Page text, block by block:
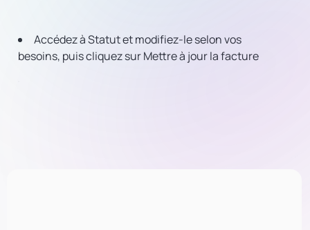
Accédez à Statut et modifiez-le selon vos
besoins, puis cliquez sur Mettre à jour la facture